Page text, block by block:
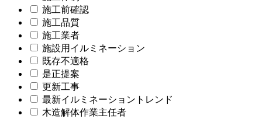
施工前確認
施工品質
施工業者
施設用イルミネーション
既存不適格
是正提案
更新工事
最新イルミネーショントレンド
木造解体作業主任者